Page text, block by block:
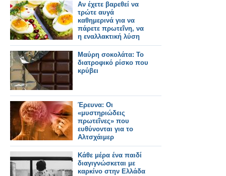
Αν έχετε βαρεθεί να
τρώτε αυγά
καθημερινά για να
πάρετε πρωτεΐνη, να
η εναλλακτική λύση
Μαύρη σοκολάτα: Το
διατροφικό ρίσκο που
κρύβει
Έρευνα: Οι
«μυστηριώδεις
πρωτεΐνες» που
ευθύνονται για το
Αλτσχάιμερ
Κάθε μέρα ένα παιδί
διαγιγνώσκεται με
καρκίνο στην Ελλάδα